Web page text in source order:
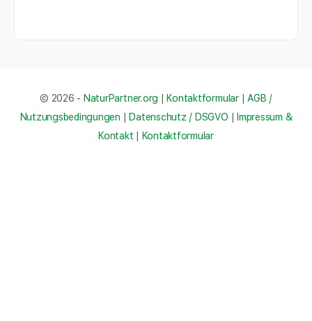
© 2026 - NaturPartner.org Kontaktformular| AGB /
Nutzungsbedingungen
Datenschutz / DSGVO
Impressum &
Kontakt
Kontaktformular